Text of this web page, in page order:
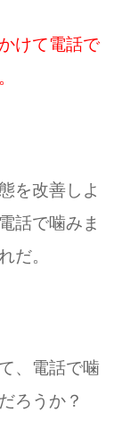
けて電話で
を改善しよ
話で噛みま
だ。
、電話で噛
ろうか？